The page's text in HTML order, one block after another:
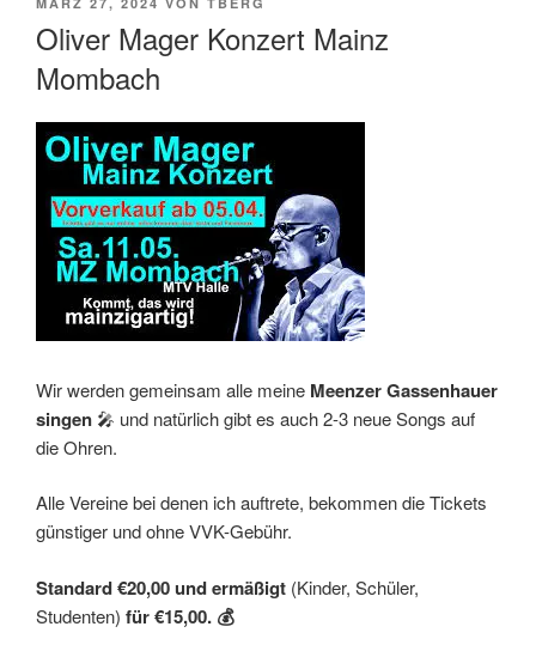
Oliver Mager Konzert Mainz
Mombach
Wir werden gemeinsam alle meine Meenzer Gassenhauer
singen 🎤 und natürlich gibt es auch 2-3 neue Songs auf
die Ohren.
Alle Vereine bei denen ich auftrete, bekommen die Tickets
günstiger und ohne VVK-Gebühr.
Standard€20,00 und ermäßigt (Kinder, Schüler,
Studenten) für €15,00. 💰